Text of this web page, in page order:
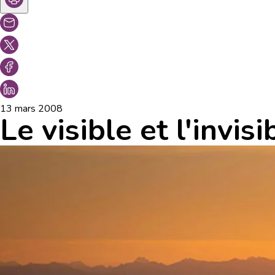
13 mars 2008
Le visible et